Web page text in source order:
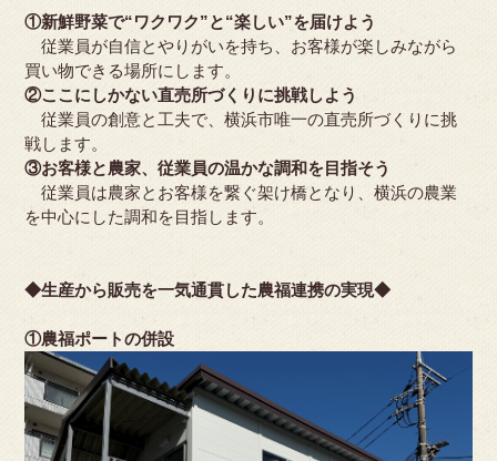
①新鮮野菜で“ワクワク”と“楽しい”を届けよう
従業員が自信とやりがいを持ち、お客様が楽しみながら
買い物できる場所にします。
②ここにしかない直売所づくりに挑戦しよう
従業員の創意と工夫で、横浜市唯一の直売所づくりに挑
戦します。
③お客様と農家、従業員の温かな調和を目指そう
従業員は農家とお客様を繋ぐ架け橋となり、横浜の農業
を中心にした調和を目指します。
◆生産から販売を一気通貫した農福連携の実現◆
①農福ポートの併設